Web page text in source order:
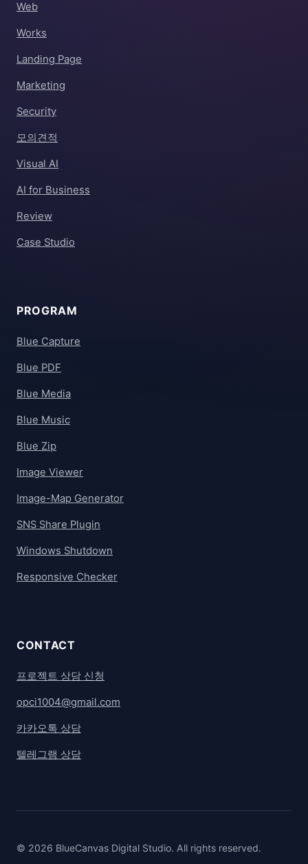
Web
Works
Landing Page
Marketing
Security
모의견적
Visual AI
AI for Business
Review
Case Studio
PROGRAM
Blue Capture
Blue PDF
Blue Media
Blue Music
Blue Zip
Image Viewer
Image-Map Generator
SNS Share Plugin
Windows Shutdown
Responsive Checker
CONTACT
프로젝트 상담 신청
opci1004@gmail.com
카카오톡 상담
텔레그램 상담
© 2026 BlueCanvas Digital Studio. All rights reserved.